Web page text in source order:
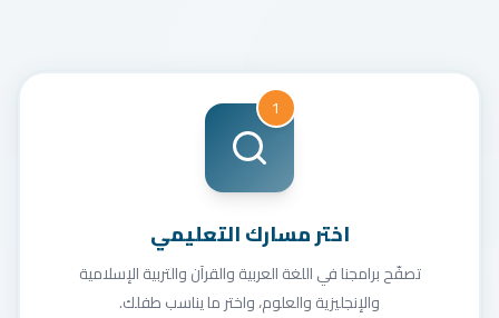
1
اختر مسارك التعليمي
تصفّح برامجنا في اللغة العربية والقرآن والتربية الإسلامية
والإنجليزية والعلوم، واختر ما يناسب طفلك.